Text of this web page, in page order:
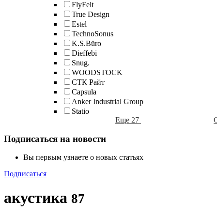
FlyFelt
True Design
Estel
TechnoSonus
K.S.Büro
Dieffebi
Snug.
WOODSTOCK
СТК Райт
Capsula
Anker Industrial Group
Statio
Еще 27
Подписаться на новости
Вы первым узнаете о новых статьях
Подписаться
акустика 87